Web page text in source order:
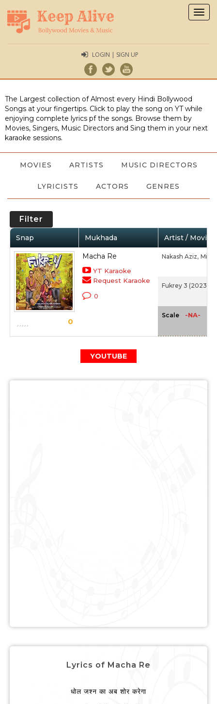
LOGIN | SIGN UP
The Largest collection of Almost every Hindi Bollywood
Songs at your fingertips. Click to play the song on YT while
enjoying complete lyrics pf the songs. Browse them by
Movies, Singers, Music Directors and Sing them in your next
karaoke sessions.
MOVIES ARTISTS MUSIC DIRECTORS
LYRICISTS ACTORS GENRES
Filter
Snap Mukhada Artist / Movie
0
Macha Re
YT Karaoke
Request Karaoke
0
Nakash Aziz, Mika
Fukrey 3 (2023)
Scale -NA-
YOUTUBE
Lyrics of Macha Re
धोल जश्न का अब शोर करेगा